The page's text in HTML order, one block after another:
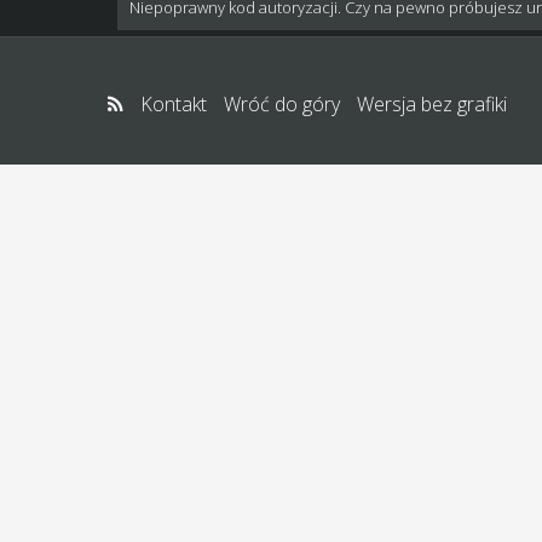
Niepoprawny kod autoryzacji. Czy na pewno próbujesz
Kontakt Wróć do góry Wersja bez grafiki